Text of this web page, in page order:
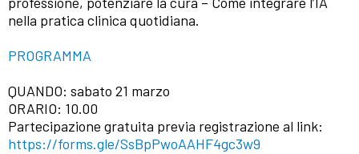
nella pratica clinica quotidiana.
PROGRAMMA
QUANDO: sabato 21 marzo
ORARIO: 10.00
Partecipazione gratuita previa registrazione al link:
https://forms.gle/SsBpPwoAAHF4gc3w9